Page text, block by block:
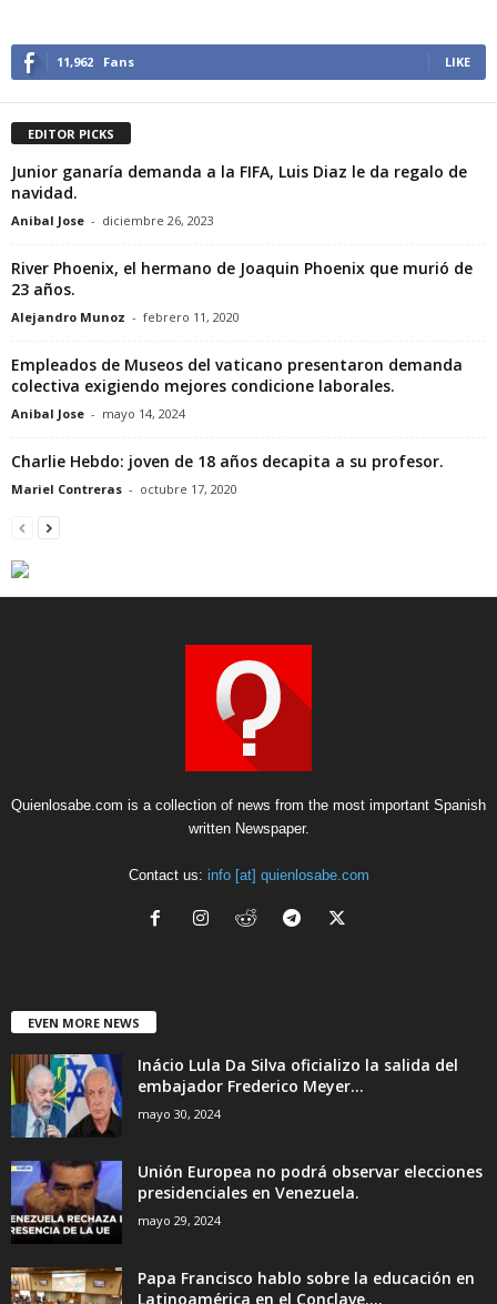
11,962 Fans LIKE
EDITOR PICKS
Junior ganaría demanda a la FIFA, Luis Diaz le da regalo de
navidad.
Anibal Jose - diciembre 26, 2023
River Phoenix, el hermano de Joaquin Phoenix que murió de
23 años.
Alejandro Munoz - febrero 11, 2020
Empleados de Museos del vaticano presentaron demanda
colectiva exigiendo mejores condicione laborales.
Anibal Jose - mayo 14, 2024
Charlie Hebdo: joven de 18 años decapita a su profesor.
Mariel Contreras - octubre 17, 2020
Quienlosabe.com is a collection of news from the most important Spanish
written Newspaper.
Contact us: info [at] quienlosabe.com
EVEN MORE NEWS
Inácio Lula Da Silva oficializo la salida del
embajador Frederico Meyer...
mayo 30, 2024
Unión Europea no podrá observar elecciones
presidenciales en Venezuela.
mayo 29, 2024
Papa Francisco hablo sobre la educación en
Latinoamérica en el Conclave....